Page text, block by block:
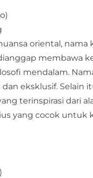
oriental, nama
membawa
mendalam.
eksklusif. Selain
terinspirasi dari
yang cocok untuk